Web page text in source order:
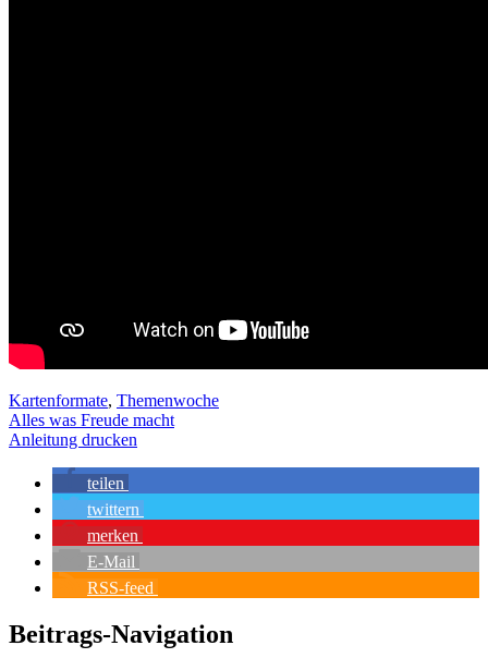
Kartenformate, Themenwoche
Alles was Freude macht
Anleitung drucken
teilen
twittern
merken
E-Mail
RSS-feed
Beitrags-Navigation